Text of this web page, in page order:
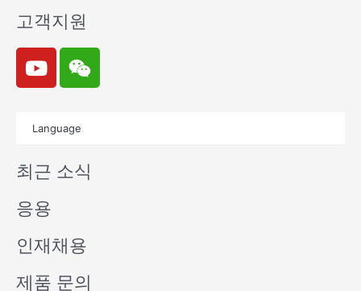
고객지원
Y
o
u
e
W
e
i
n
Language
최근 소식
응용
인재채용
제품 문의